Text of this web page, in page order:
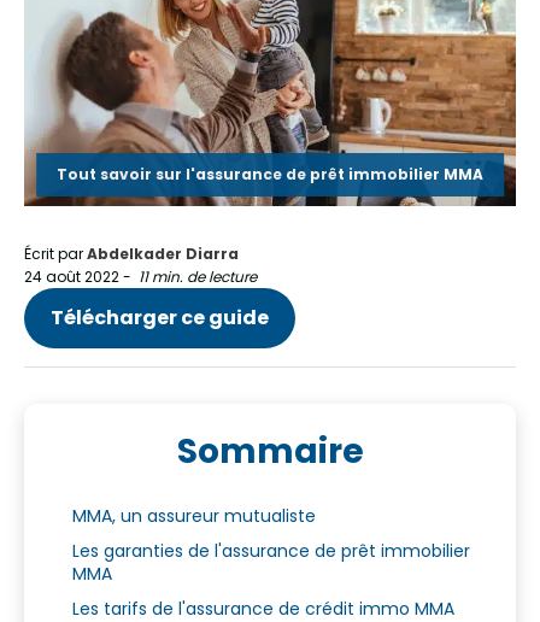
Tout savoir sur l'assurance de prêt immobilier MMA
Écrit parAbdelkader Diarra
24 août 2022- 11 min. de lecture
Télécharger ce guide
Sommaire
MMA, un assureur mutualiste
Les garanties de l'assurance de prêt immobilier
MMA
Les tarifs de l'assurance de crédit immo MMA